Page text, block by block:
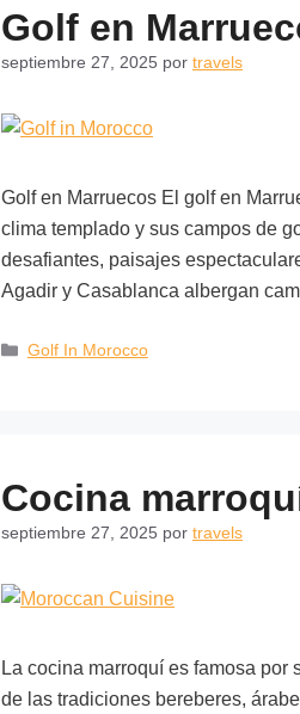
Golf en
septiembre 27, 2025 por travels
Golf en Marruecos El golf en
clima templado y sus campos de
desafiantes, paisajes
Agadir y Casablanca albergan
Golf In Morocco
Cocina
septiembre 27, 2025 por travels
La cocina marroquí es famosa
de las tradiciones bereberes,